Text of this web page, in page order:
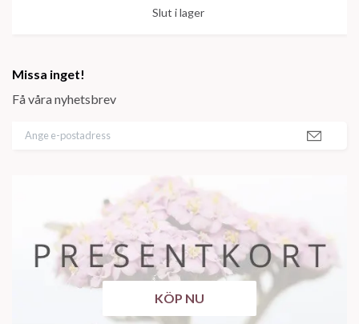
Missa inget!
Få våra nyhetsbrev
KÖP NU
Slut i lager